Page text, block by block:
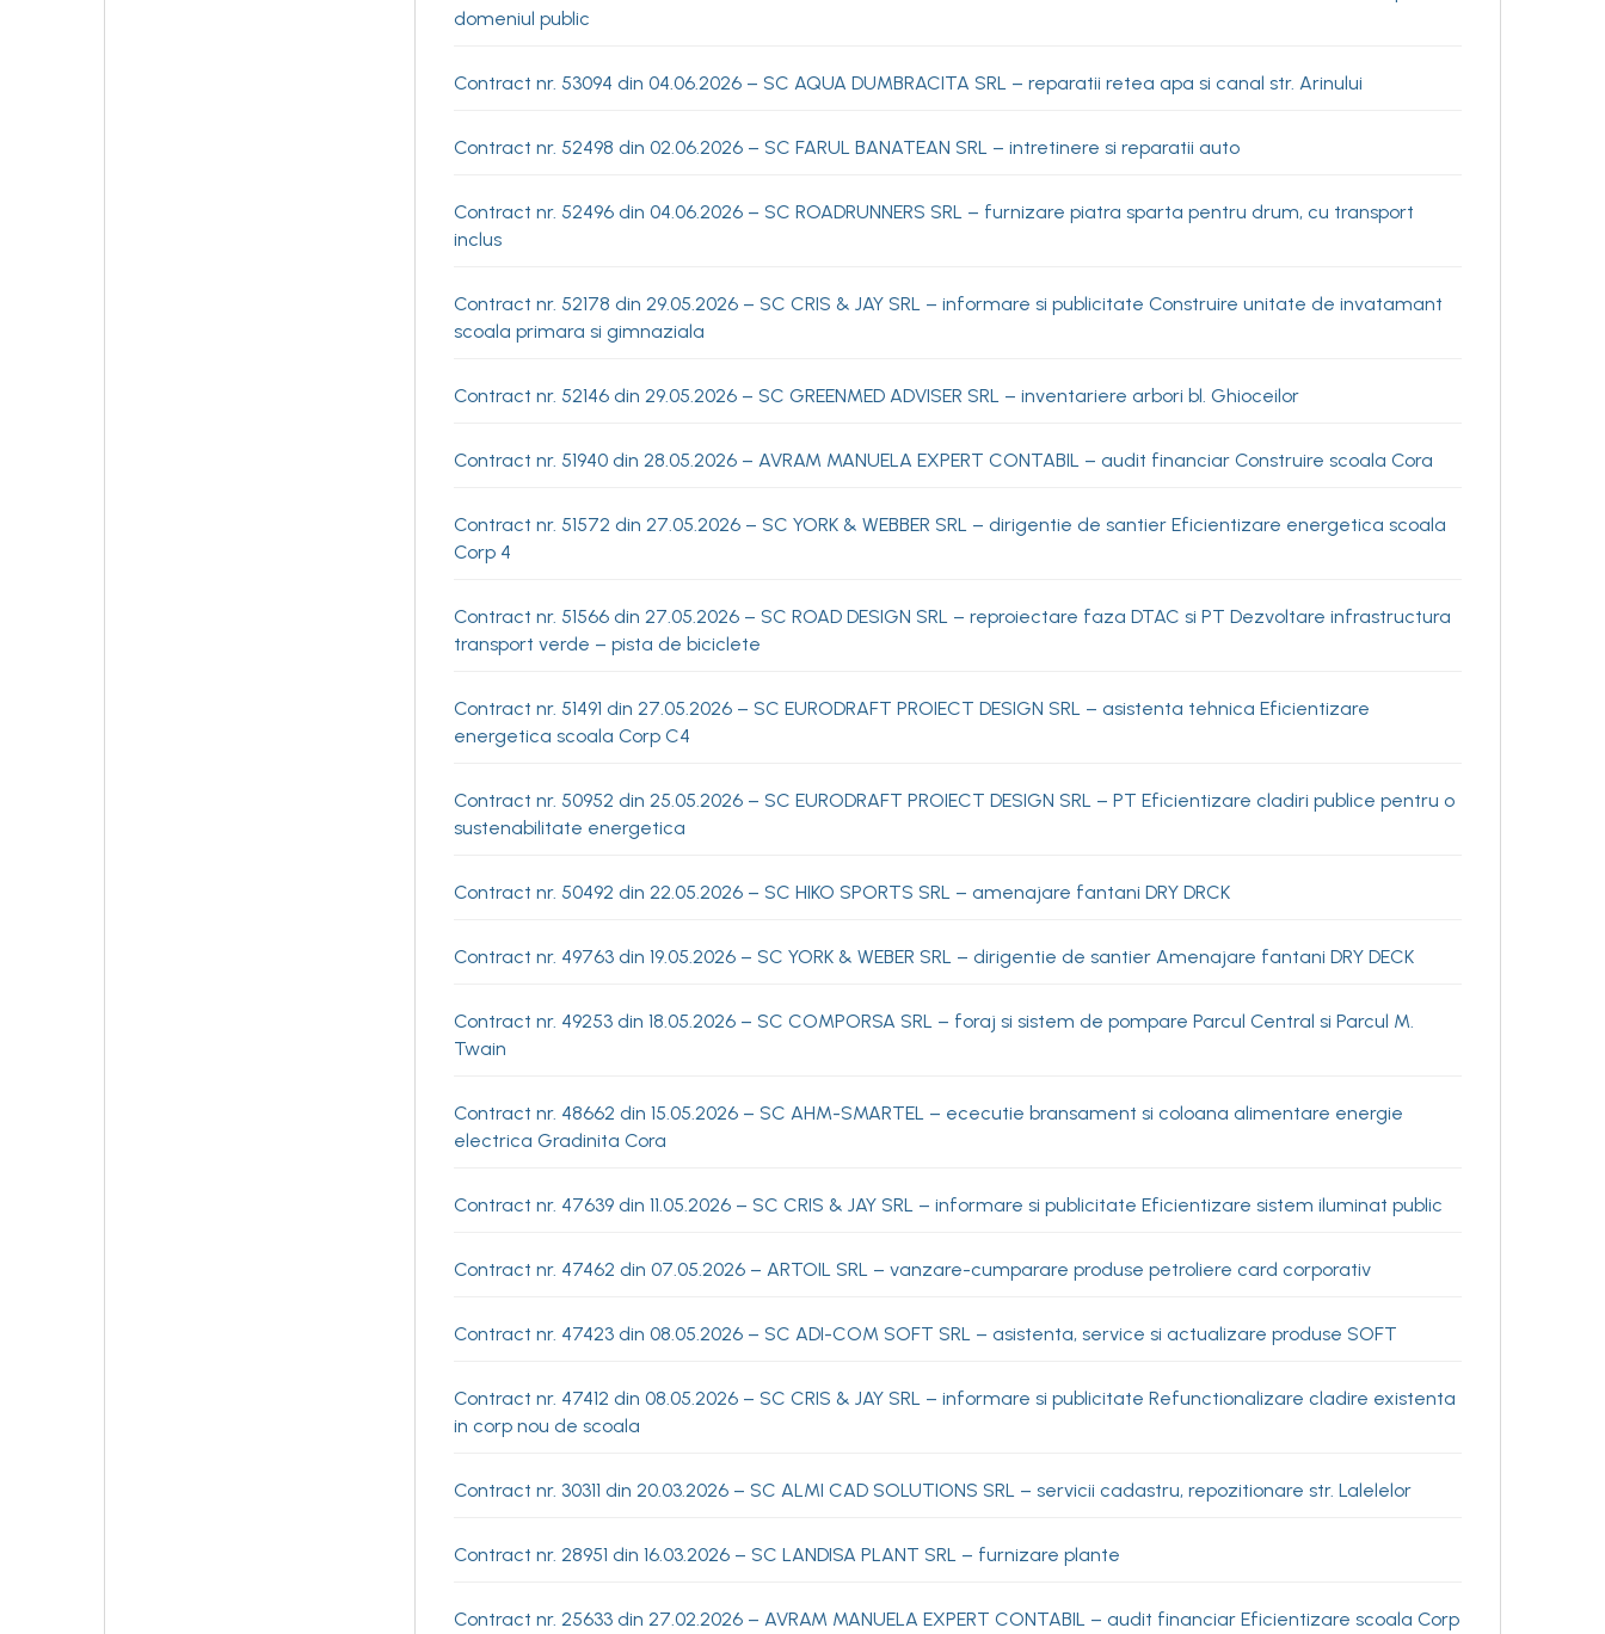
domeniul public
Contract nr. 53094 din 04.06.2026 – SC AQUA DUMBRACITA SRL – reparatii retea apa si canal str. Arinului
Contract nr. 52498 din 02.06.2026 – SC FARUL BANATEAN SRL – intretinere si reparatii auto
Contract nr. 52496 din 04.06.2026 – SC ROADRUNNERS SRL – furnizare piatra sparta pentru drum, cu transport
inclus
Contract nr. 52178 din 29.05.2026 – SC CRIS & JAY SRL – informare si publicitate Construire unitate de invatamant
scoala primara si gimnaziala
Contract nr. 52146 din 29.05.2026 – SC GREENMED ADVISER SRL – inventariere arbori bl. Ghioceilor
Contract nr. 51940 din 28.05.2026 – AVRAM MANUELA EXPERT CONTABIL – audit financiar Construire scoala Cora
Contract nr. 51572 din 27.05.2026 – SC YORK & WEBBER SRL – dirigentie de santier Eficientizare energetica scoala
Corp 4
Contract nr. 51566 din 27.05.2026 – SC ROAD DESIGN SRL – reproiectare faza DTAC si PT Dezvoltare infrastructura
transport verde – pista de biciclete
Contract nr. 51491 din 27.05.2026 – SC EURODRAFT PROIECT DESIGN SRL – asistenta tehnica Eficientizare
energetica scoala Corp C4
Contract nr. 50952 din 25.05.2026 – SC EURODRAFT PROIECT DESIGN SRL – PT Eficientizare cladiri publice pentru o
sustenabilitate energetica
Contract nr. 50492 din 22.05.2026 – SC HIKO SPORTS SRL – amenajare fantani DRY DRCK
Contract nr. 49763 din 19.05.2026 – SC YORK & WEBER SRL – dirigentie de santier Amenajare fantani DRY DECK
Contract nr. 49253 din 18.05.2026 – SC COMPORSA SRL – foraj si sistem de pompare Parcul Central si Parcul M.
Twain
Contract nr. 48662 din 15.05.2026 – SC AHM-SMARTEL – ececutie bransament si coloana alimentare energie
electrica Gradinita Cora
Contract nr. 47639 din 11.05.2026 – SC CRIS & JAY SRL – informare si publicitate Eficientizare sistem iluminat public
Contract nr. 47462 din 07.05.2026 – ARTOIL SRL – vanzare-cumparare produse petroliere card corporativ
Contract nr. 47423 din 08.05.2026 – SC ADI-COM SOFT SRL – asistenta, service si actualizare produse SOFT
Contract nr. 47412 din 08.05.2026 – SC CRIS & JAY SRL – informare si publicitate Refunctionalizare cladire existenta
in corp nou de scoala
Contract nr. 30311 din 20.03.2026 – SC ALMI CAD SOLUTIONS SRL – servicii cadastru, repozitionare str. Lalelelor
Contract nr. 28951 din 16.03.2026 – SC LANDISA PLANT SRL – furnizare plante
Contract nr. 25633 din 27.02.2026 – AVRAM MANUELA EXPERT CONTABIL – audit financiar Eficientizare scoala Corp